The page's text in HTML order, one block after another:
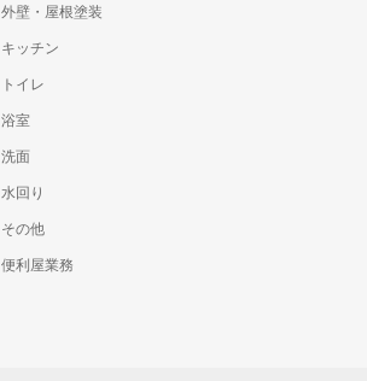
外壁・屋根塗装
キッチン
トイレ
浴室
洗面
水回り
その他
便利屋業務